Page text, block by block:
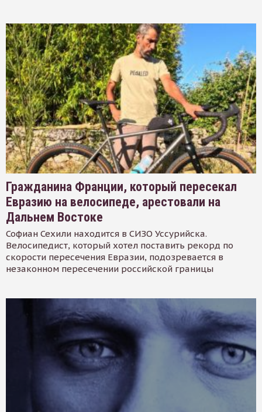
Гражданина Франции, который пересекал
Евразию на велосипеде, арестовали на
Дальнем Востоке
Софиан Сехили находится в СИЗО Уссурийска.
Велосипедист, который хотел поставить рекорд по
скорости пересечения Евразии, подозревается в
незаконном пересечении российской границы